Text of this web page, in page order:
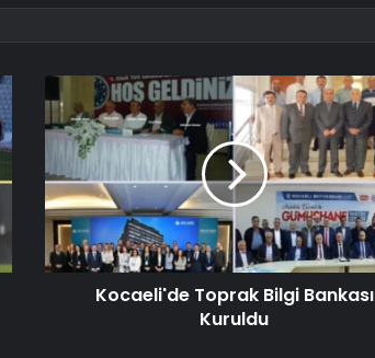
Kocaeli'de Toprak Bilgi Bankası
Kuruldu